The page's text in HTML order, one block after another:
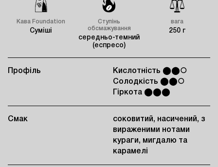
Кава Foundation
Суміші
Ступінь
обсмажування
середньо-темний
(еспресо)
вага
250 г
Профіль
Кислотність ⬤⬤○
Солодкість ⬤⬤○
Гіркота ⬤⬤⬤
Смак
соковитий, насичений, з
вираженими нотами
кураги, мигдалю та
карамелі